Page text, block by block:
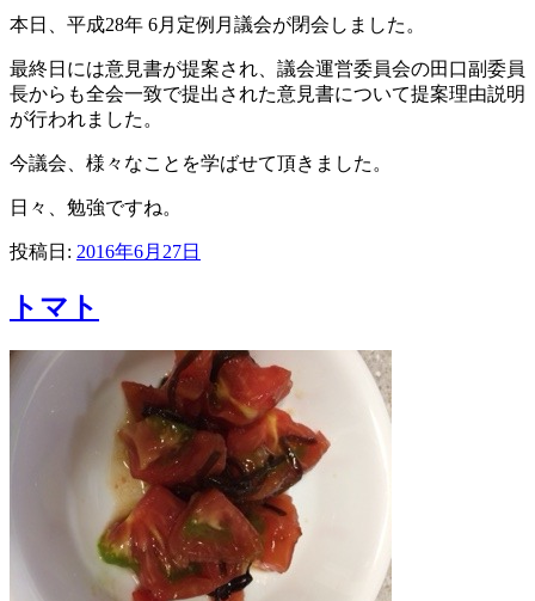
本日、平成28年 6月定例月議会が閉会しました。
最終日には意見書が提案され、議会運営委員会の田口副委員
長からも全会一致で提出された意見書について提案理由説明
が行われました。
今議会、様々なことを学ばせて頂きました。
日々、勉強ですね。
投稿日: 2016年6月27日
トマト